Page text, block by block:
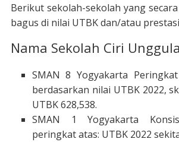
Berikut sekolah-sekolah yang
bagus di nilai UTBK dan/atau
Nama Sekolah Ciri
SMAN 8 Yogyakarta
berdasarkan nilai UTBK 2022,
UTBK 628,538.
SMAN 1 Yogyakarta
peringkat atas: UTBK 2022